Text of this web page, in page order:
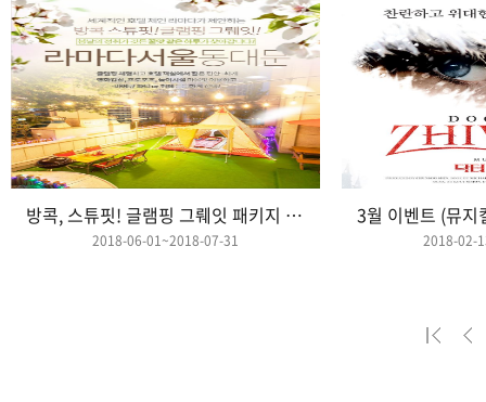
방콕, 스튜핏! 글램핑 그뤠잇 패키지 오픈!!
2018-06-01~2018-07-31 2018-02-